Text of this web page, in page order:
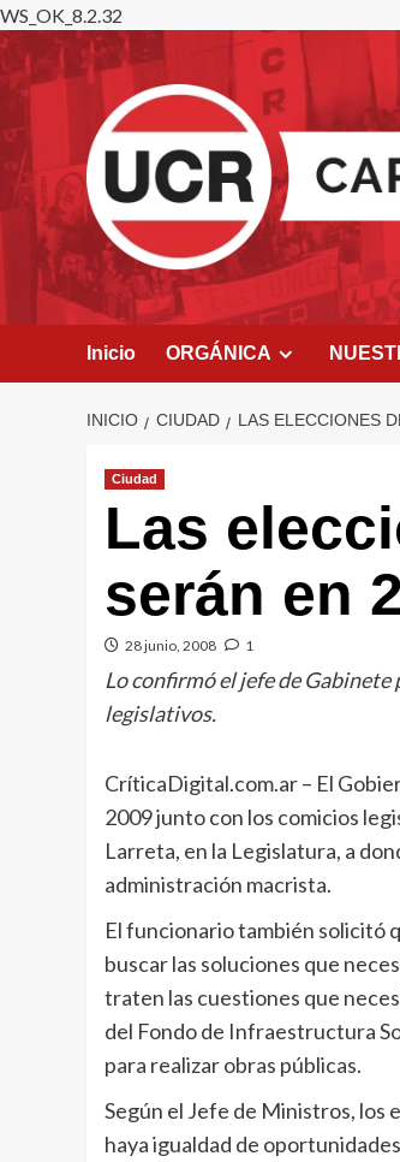
WS_OK_8.2.32
Saltar
al
contenido
Inicio ORGÁNICA
INICIO CIUDAD LAS ELECCIONES
Ciudad
Las
serán en
28 junio, 2008 1
Lo confirmó el jefe de
legislativos.
CríticaDigital.com.ar– El
2009 junto con los comicios
Larreta, en la Legislatura, a
administración macrista.
El funcionario también solicitó
buscar las soluciones que
traten las cuestiones que
del Fondo de Infraestructura
para realizar obras públicas.
Según el Jefe de Ministros, los
haya igualdad de